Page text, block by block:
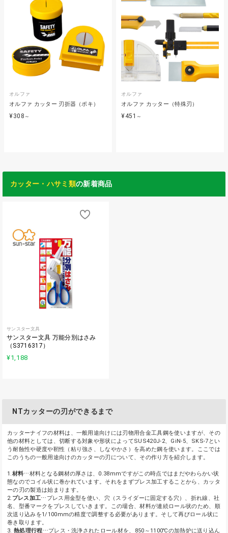
オルファ
オルファ カッター 刃折器（ポキ）
¥308 ～
オルファ
オルファ カッター（特殊刃）
¥451 ～
カッター・ハサミ類の新着商品
サンスター文具
サンスター文具 万能分別はさみ
（S3716317）
¥1,188
NTカッターの刃ができるまで
カッターナイフの材料は、一般用途向けには刃物用合金工具鋼を使いますが、その
他の材料としては、切断する対象や形状によってSUS420J-2、GiN-5、SKS-7とい
う耐蝕性や硬度や靭性（粘り強さ、しなやかさ）を高めた鋼を使います。ここでは
このうちの一般用途向けのカッターの刃について、その作り方を紹介します。
1.材料⋯材料となる鋼材の厚さは、0.38mmですがこの時点ではまだやわらかい状
態なのでコイル状に巻かれています。それをまずプレス加工することから、カッタ
ーの刃の製造は始まります。
2. プレス加工⋯プレス用金型を使い、穴（スライダーに固定する穴）、折れ線、社
名、型番マークをプレスしていきます。この場合、材料が連続ロール状のため、順
次送り込みを1/100mmの精度で調整する必要があります。そして再びロール状に
巻き取ります。
3. 熱処理行程⋯プレス・洗浄されたロール材を、850～1100℃の加熱炉に送り込ん